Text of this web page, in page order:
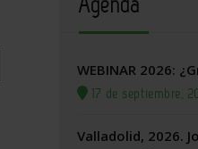
WEBINAR 2026:
17 de septiembre,
Valladolid, 2026.